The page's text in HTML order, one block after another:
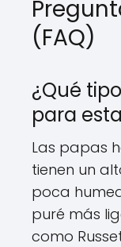
(FAQ)
¿Qué
para
Las papas
tienen un
poca
puré más
como